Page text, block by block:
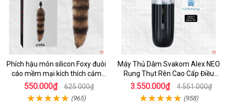
Phích hậu môn silicon Foxy đuôi
cáo mềm mại kích thích cảm
giác mới
550.000₫ 625.000₫
(965)
Máy Thủ Dâm Svakom Alex NEO
Rung Thụt Rên Cao Cấp Điều
Khiển App
3.550.000₫ 4.551.000₫
(958)